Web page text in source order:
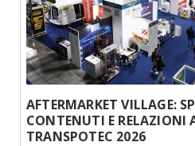
AFTERMARKET VILLAGE:
CONTENUTI E RELAZIONI
TRANSPOTEC 2026